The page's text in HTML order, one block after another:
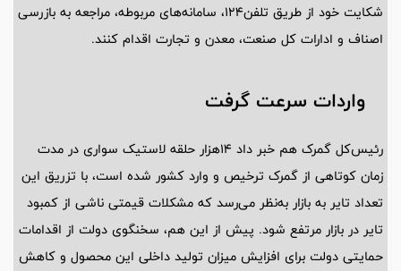
شکایت خود از طریق تلفن۱۲۴، سامانه‌های مربوطه، مراجعه به بازرسی
اصناف و ادارات کل صنعت، معدن و تجارت اقدام کنند.
واردات سرعت گرفت
رئیس‌کل گمرک هم خبر داد ۱۴هزار حلقه لاستیک سواری در مدت
زمان کوتاهی از گمرک ترخیص و وارد کشور شده است، با تزریق این
تعداد تایر به بازار به‌نظر می‌رسد که مشکلات قیمتی ناشی از کمبود
تایر در بازار مرتفع شود. پیش از این هم، سخنگوی دولت از اقدامات
حمایتی دولت برای افزایش میزان تولید داخلی این محصول و کاهش